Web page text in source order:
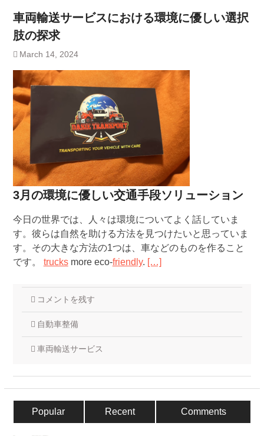
車両輸送サービスにおける環境に優しい選択
肢の探求
March 14, 2024
3月の環境に優しい交通手段ソリューション
今日の世界では、人々は環境についてよく話していま
す。彼らは自然を助ける方法を見つけたいと思っていま
す。その大きな方法の1つは、車などのものを作ること
です。 trucksmore eco-friendly. […]
コメントを残す
自動車整備
車両輸送サービス
Popular Recent Comments